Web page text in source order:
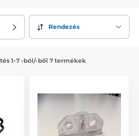
Rendezés
1-7 -ból/-ből 7 termékek